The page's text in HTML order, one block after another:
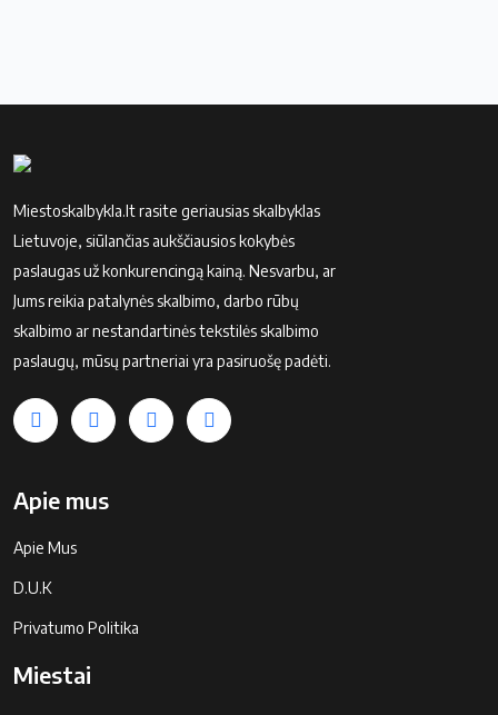
Miestoskalbykla.lt rasite geriausias skalbyklas
Lietuvoje, siūlančias aukščiausios kokybės
paslaugas už konkurencingą kainą. Nesvarbu, ar
Jums reikia patalynės skalbimo, darbo rūbų
skalbimo ar nestandartinės tekstilės skalbimo
paslaugų, mūsų partneriai yra pasiruošę padėti.
Apie mus
Apie Mus
D.U.K
Privatumo Politika
Miestai